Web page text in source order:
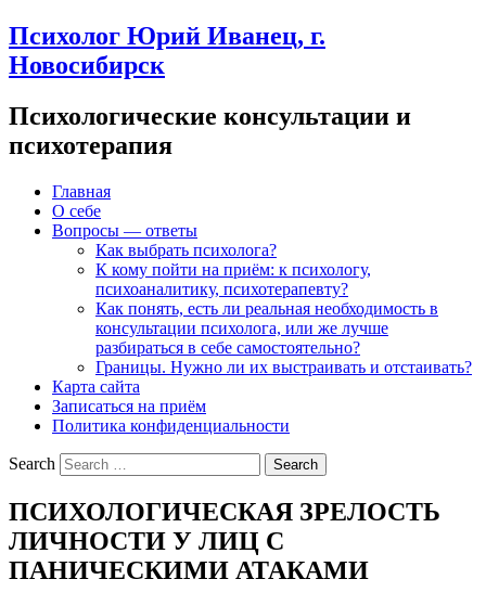
Психолог Юрий Иванец, г.
Новосибирск
Психологические консультации и
психотерапия
Главная
О себе
Вопросы — ответы
Как выбрать психолога?
К кому пойти на приём: к психологу,
психоаналитику, психотерапевту?
Как понять, есть ли реальная необходимость в
консультации психолога, или же лучше
разбираться в себе самостоятельно?
Границы. Нужно ли их выстраивать и отстаивать?
Карта сайта
Записаться на приём
Политика конфиденциальности
Search
ПСИХОЛОГИЧЕСКАЯ ЗРЕЛОСТЬ
ЛИЧНОСТИ У ЛИЦ С
ПАНИЧЕСКИМИ АТАКАМИ